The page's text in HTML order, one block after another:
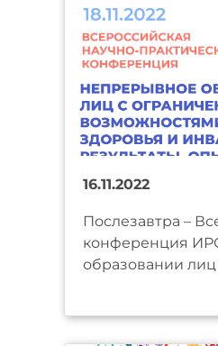
16.11.2022
Послезавтра –
конференция
образовании